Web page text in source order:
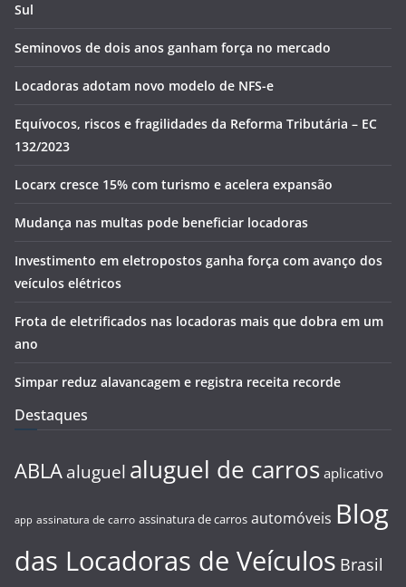
Sul
Seminovos de dois anos ganham força no mercado
Locadoras adotam novo modelo de NFS-e
Equívocos, riscos e fragilidades da Reforma Tributária – EC
132/2023
Locarx cresce 15% com turismo e acelera expansão
Mudança nas multas pode beneficiar locadoras
Investimento em eletropostos ganha força com avanço dos
veículos elétricos
Frota de eletrificados nas locadoras mais que dobra em um
ano
Simpar reduz alavancagem e registra receita recorde
Destaques
ABLA aluguel aluguel de carros aplicativo
app assinatura de carro assinatura de carros automóveis Blog
das Locadoras de Veículos Brasil